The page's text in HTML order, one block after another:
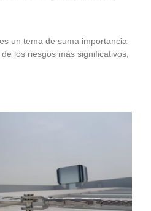
un tema de suma importancia
los riesgos más significativos,